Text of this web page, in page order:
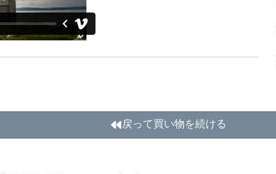
戻って買い物を続ける